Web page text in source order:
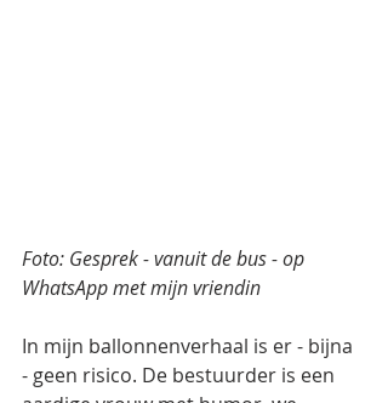
Foto: Gesprek - vanuit de bus - op
WhatsApp met mijn vriendin
In mijn ballonnenverhaal is er - bijna
- geen risico. De bestuurder is een